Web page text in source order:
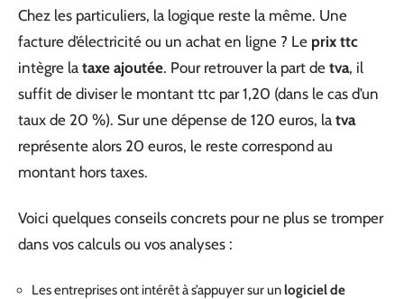
Chez les particuliers, la logique reste la même. Une
facture d’électricité ou un achat en ligne ? Le prix ttc
intègre la taxe ajoutée. Pour retrouver la part de tva, il
suffit de diviser le montant ttc par 1,20 (dans le cas d’un
taux de 20 %). Sur une dépense de 120 euros, la tva
représente alors 20 euros, le reste correspond au
montant hors taxes.
Voici quelques conseils concrets pour ne plus se tromper
dans vos calculs ou vos analyses :
Les entreprises ont intérêt à s’appuyer sur un logiciel de